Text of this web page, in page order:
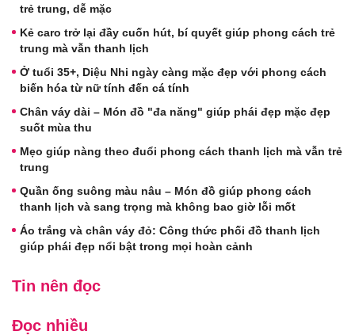
trẻ trung, dễ mặc
Kẻ caro trở lại đầy cuốn hút, bí quyết giúp phong cách trẻ
trung mà vẫn thanh lịch
Ở tuổi 35+, Diệu Nhi ngày càng mặc đẹp với phong cách
biến hóa từ nữ tính đến cá tính
Chân váy dài – Món đồ "đa năng" giúp phái đẹp mặc đẹp
suốt mùa thu
Mẹo giúp nàng theo đuổi phong cách thanh lịch mà vẫn trẻ
trung
Quần ống suông màu nâu – Món đồ giúp phong cách
thanh lịch và sang trọng mà không bao giờ lỗi mốt
Áo trắng và chân váy đỏ: Công thức phối đồ thanh lịch
giúp phái đẹp nổi bật trong mọi hoàn cảnh
Tin nên đọc
Đọc nhiều